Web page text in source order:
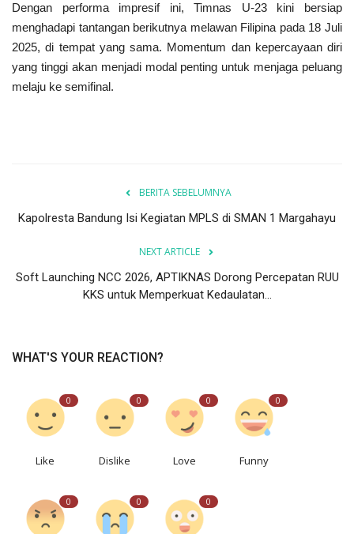
Dengan performa impresif ini, Timnas U‑23 kini bersiap
menghadapi tantangan berikutnya melawan Filipina pada 18 Juli
2025, di tempat yang sama. Momentum dan kepercayaan diri
yang tinggi akan menjadi modal penting untuk menjaga peluang
melaju ke semifinal.
BERITA SEBELUMNYA
Kapolresta Bandung Isi Kegiatan MPLS di SMAN 1 Margahayu
NEXT ARTICLE
Soft Launching NCC 2026, APTIKNAS Dorong Percepatan RUU
KKS untuk Memperkuat Kedaulatan...
WHAT'S YOUR REACTION?
0
Like
0
Dislike
0
Love
0
Funny
0 0 0